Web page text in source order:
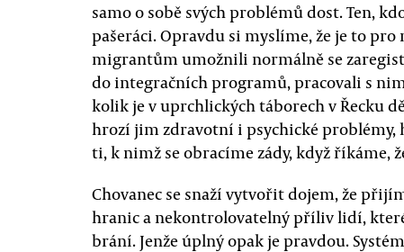
samo o sobě svých problémů dost. Ten,
pašeráci. Opravdu si myslíme, že je to pro
migrantům umožnili normálně se
do integračních programů, pracovali s
kolik je v uprchlických táborech v Řecku
hrozí jim zdravotní i psychické
ti, k nimž se obracíme zády, když říkáme,
Chovanec se snaží vytvořit dojem, že
hranic a nekontrolovatelný příliv lidí,
brání. Jenže úplný opak je pravdou.